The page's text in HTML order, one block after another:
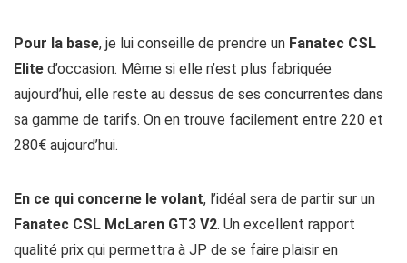
Pour la base, je lui conseille de prendre un Fanatec CSL
Elite d’occasion. Même si elle n’est plus fabriquée
aujourd’hui, elle reste au dessus de ses concurrentes dans
sa gamme de tarifs. On en trouve facilement entre 220 et
280€ aujourd’hui.
En ce qui concerne le volant, l’idéal sera de partir sur un
Fanatec CSL McLaren GT3 V2. Un excellent rapport
qualité prix qui permettra à JP de se faire plaisir en